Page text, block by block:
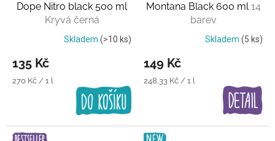
Dope Nitro black 500 ml
Kryvá černá
Skladem (>10 ks)
135 Kč
Měrná
270 Kč / 1 l
Montana Black 600 ml14
barev
Skladem (5 ks)
149 Kč
Měrná
248,33 Kč / 1 l